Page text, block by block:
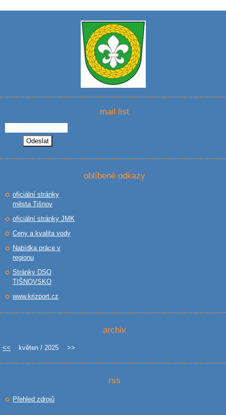
mail list
oblíbené odkazy
oficiální stránky
města Tišnov
oficiální stránky JMK
Ceny a kvalita vody
Nabídka práce v
regionu
Stránky DSO
TIŠNOVSKO
www.krizport.cz
archiv
<< květen / 2025 >>
rss
Přehled zdrojů